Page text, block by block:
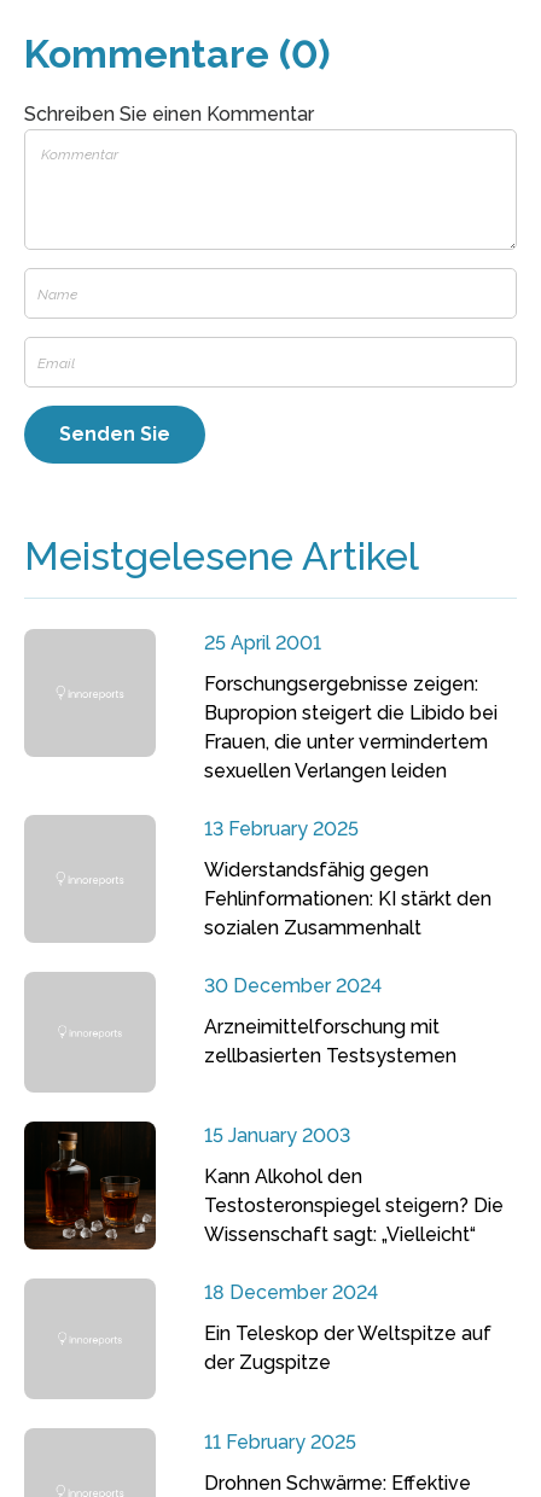
Kommentare (0)
Schreiben Sie einen Kommentar
Meistgelesene Artikel
25 April 2001
Forschungsergebnisse zeigen:
Bupropion steigert die Libido bei
Frauen, die unter vermindertem
sexuellen Verlangen leiden
13 February 2025
Widerstandsfähig gegen
Fehlinformationen: KI stärkt den
sozialen Zusammenhalt
30 December 2024
Arzneimittelforschung mit
zellbasierten Testsystemen
15 January 2003
Kann Alkohol den
Testosteronspiegel steigern? Die
Wissenschaft sagt: „Vielleicht“
18 December 2024
Ein Teleskop der Weltspitze auf
der Zugspitze
11 February 2025
Drohnen Schwärme: Effektive